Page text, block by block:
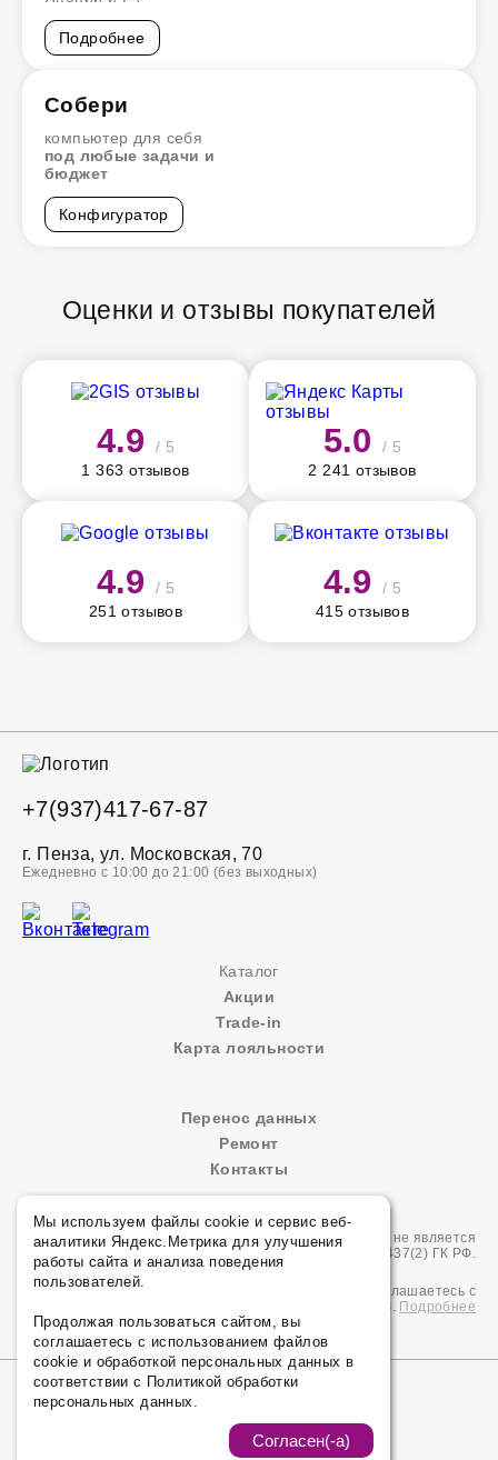
Подробнее
Собери
компьютер для себя
под любые задачи и
бюджет
Конфигуратор
Оценки и отзывы покупателей
4.9/ 5
1 363 отзывов
5.0/ 5
2 241 отзывов
4.9/ 5
251 отзывов
4.9/ 5
415 отзывов
+7(937)417-67-87
г. Пенза, ул. Московская, 70
Ежедневно с 10:00 до 21:00 (без выходных)
Каталог
Акции
Trade-in
Карта лояльности
Перенос данных
Ремонт
Контакты
Сайт носит сугубо информационный характер и не является
публичной офертой, определяемой Статьей 437(2) ГК РФ.
Продолжая использовать сайт edwardpnz.ru вы соглашаетесь с
политикой конфиденциальности согласно 152-ФЗ. Подробнее
© ООО «ЭДВАРД», 2026 Все права защищены.
Политика конфиденциальности
Мы используем файлы cookie и сервис веб-
аналитики Яндекс.Метрика для улучшения
работы сайта и анализа поведения
пользователей.
Продолжая пользоваться сайтом, вы
соглашаетесь с использованием файлов
cookie и обработкой персональных данных в
соответствии с Политикой обработки
персональных данных.
Согласен(-а)